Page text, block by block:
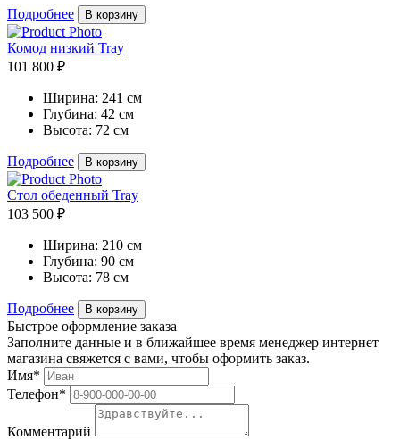
Подробнее В корзину
Комод низкий Tray
101 800 ₽
Ширина: 241 см
Глубина: 42 см
Высота: 72 см
Подробнее В корзину
Стол обеденный Tray
103 500 ₽
Ширина: 210 см
Глубина: 90 см
Высота: 78 см
Подробнее В корзину
Быстрое оформление заказа
Заполните данные и в ближайшее время менеджер интернет
магазина свяжется с вами, чтобы оформить заказ.
Имя*
Телефон*
Комментарий